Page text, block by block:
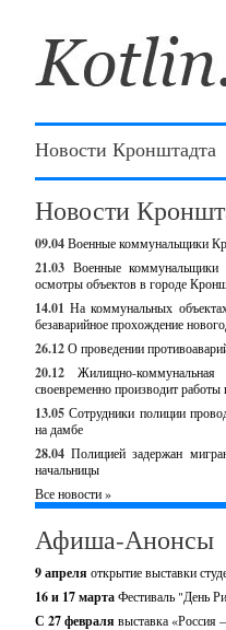
Новости Кронштадта
Новости
09.04Военные коммунальщики
21.03 Военные коммунальщики
осмотры объектов в городе
14.01 На коммунальных
безаварийное прохождение
26.12О проведении
20.12
Жилищно-
своевременно производит работы
13.05 Сотрудники полиции
на дамбе
28.04 Полицией задержан
начальницы
Все новости »
Афиша-Анонсы
9 апреля открытие выставки
16 и 17 мартаФестиваль "День
С 27 февраля выставка «Россия